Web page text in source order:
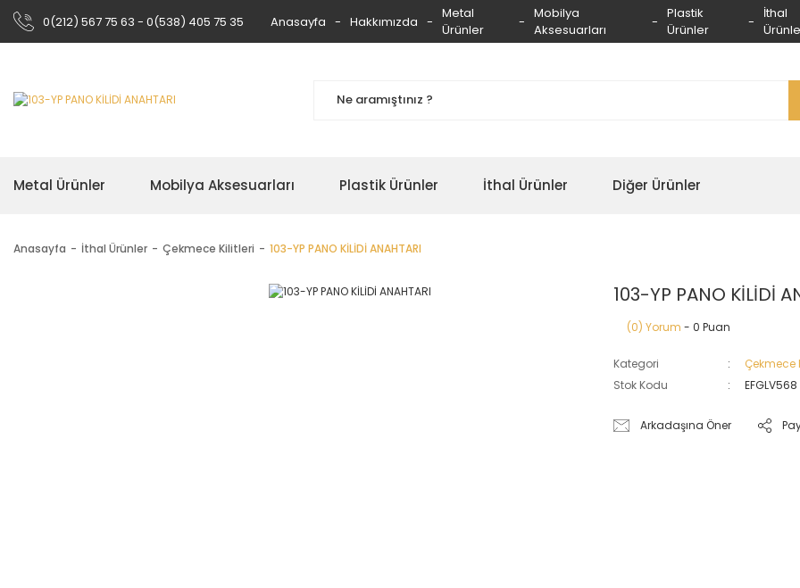
0(212) 567 75 63 - 0(538) 405 75 35 Anasayfa Hakkımızda
Metal
Ürünler
Mobilya
Aksesuarları
Plastik
Ürünler
İthal
Metal Ürünler Mobilya Aksesuarları Plastik Ürünler İthal Ürünler Diğer Ürünler
Anasayfa İthal Ürünler Çekmece Kilitleri 103-YP PANO KİLİDİ ANAHTARI
103-YP PANO KİLİDİ
(0) Yorum - 0 Puan
Kategori
Çekmece
Stok Kodu
EFGLV568
Arkadaşına Öner